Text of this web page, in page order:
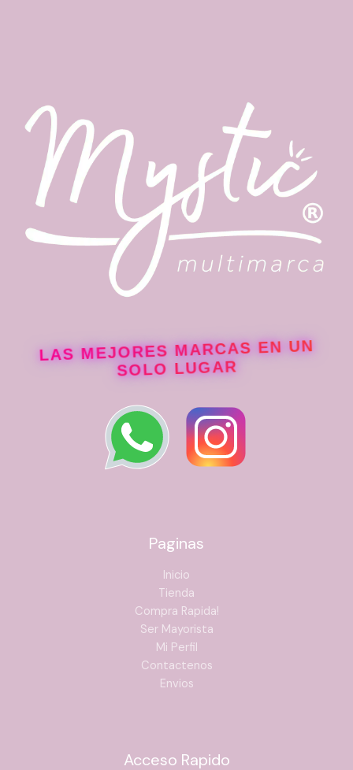
LAS MEJORES MARCAS EN UN
SOLO LUGAR
Paginas
Inicio
Tienda
Compra Rapida!
Ser Mayorista
Mi Perfil
Contactenos
Envios
Acceso Rapido